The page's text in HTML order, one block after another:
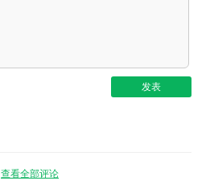
查看全部评论